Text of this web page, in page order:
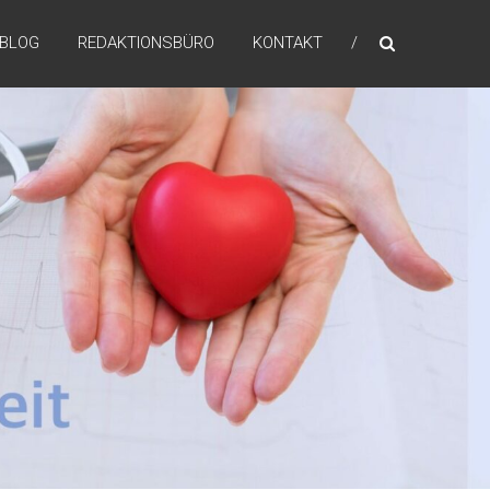
BLOG REDAKTIONSBÜRO KONTAKT